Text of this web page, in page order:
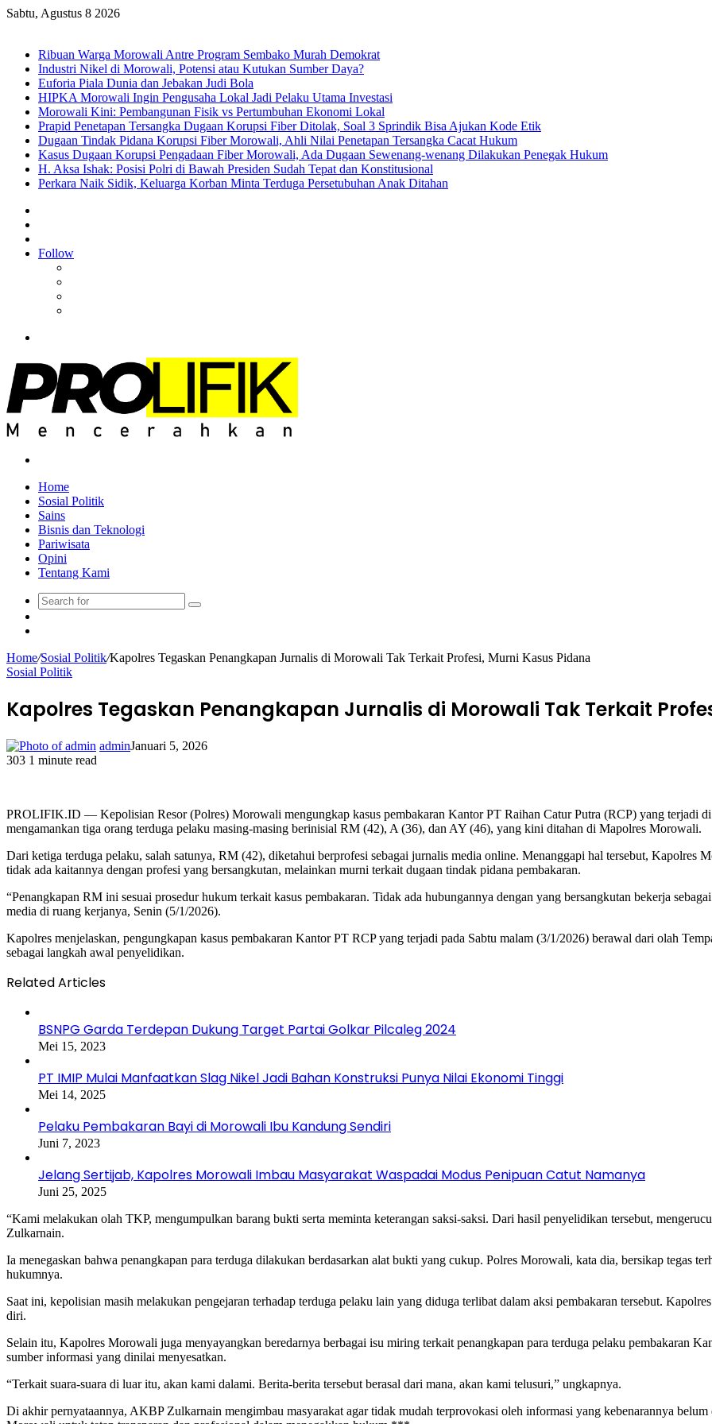
Sabtu, Agustus 8 2026
Ribuan Warga Morowali Antre Program Sembako Murah Demokrat
Industri Nikel di Morowali, Potensi atau Kutukan Sumber Daya?
Euforia Piala Dunia dan Jebakan Judi Bola
HIPKA Morowali Ingin Pengusaha Lokal Jadi Pelaku Utama Investasi
Morowali Kini: Pembangunan Fisik vs Pertumbuhan Ekonomi Lokal
Prapid Penetapan Tersangka Dugaan Korupsi Fiber Ditolak, Soal 3 Sprindik Bisa Ajukan Kode Etik
Dugaan Tindak Pidana Korupsi Fiber Morowali, Ahli Nilai Penetapan Tersangka Cacat Hukum
Kasus Dugaan Korupsi Pengadaan Fiber Morowali, Ada Dugaan Sewenang-wenang Dilakukan Penegak Hukum
H. Aksa Ishak: Posisi Polri di Bawah Presiden Sudah Tepat dan Konstitusional
Perkara Naik Sidik, Keluarga Korban Minta Terduga Persetubuhan Anak Ditahan
In
Follow
Home
Sosial Politik
Sains
Bisnis dan Teknologi
Pariwisata
Opini
Tentang Kami
Search
Home/Sosial Politik/Kapolres Tegaskan Penangkapan Jurnalis di Morowali Tak Terkait Profesi, Murni Kasus Pidana
Sosial Politik
Kapolres Tegaskan Penangkapan Jurnalis di Morowali Tak Terkait
adminJanuari 5, 2026
303 1 minute read
PROLIFIK.ID — Kepolisian Resor (Polres) Morowali mengungkap kasus pembakaran Kantor PT Raihan Catur Putra (RCP) yang terjadi
mengamankan tiga orang terduga pelaku masing-masing berinisial RM (42), A (36), dan AY (46), yang kini ditahan di Mapolres Morowali.
Dari ketiga terduga pelaku, salah satunya, RM (42), diketahui berprofesi sebagai jurnalis media online. Menanggapi hal tersebut,
tidak ada kaitannya dengan profesi yang bersangkutan, melainkan murni terkait dugaan tindak pidana pembakaran.
“Penangkapan RM ini sesuai prosedur hukum terkait kasus pembakaran. Tidak ada hubungannya dengan yang bersangkutan bekerja
media di ruang kerjanya, Senin (5/1/2026).
Kapolres menjelaskan, pengungkapan kasus pembakaran Kantor PT RCP yang terjadi pada Sabtu malam (3/1/2026) berawal dari olah
sebagai langkah awal penyelidikan.
Related Articles
BSNPG Garda Terdepan Dukung Target Partai Golkar Pilcaleg 2024
Mei 15, 2023
PT IMIP Mulai Manfaatkan Slag Nikel Jadi Bahan Konstruksi Punya Nilai Ekonomi Tinggi
Mei 14, 2025
Pelaku Pembakaran Bayi di Morowali Ibu Kandung Sendiri
Juni 7, 2023
Jelang Sertijab, Kapolres Morowali Imbau Masyarakat Waspadai Modus Penipuan Catut Namanya
Juni 25, 2025
“Kami melakukan olah TKP, mengumpulkan barang bukti serta meminta keterangan saksi-saksi. Dari hasil penyelidikan tersebut,
Zulkarnain.
Ia menegaskan bahwa penangkapan para terduga dilakukan berdasarkan alat bukti yang cukup. Polres Morowali, kata dia, bersikap tegas
hukumnya.
Saat ini, kepolisian masih melakukan pengejaran terhadap terduga pelaku lain yang diduga terlibat dalam aksi pembakaran tersebut.
diri.
Selain itu, Kapolres Morowali juga menyayangkan beredarnya berbagai isu miring terkait penangkapan para terduga pelaku pembakaran
sumber informasi yang dinilai menyesatkan.
“Terkait suara-suara di luar itu, akan kami dalami. Berita-berita tersebut berasal dari mana, akan kami telusuri,” ungkapnya.
Di akhir pernyataannya, AKBP Zulkarnain mengimbau masyarakat agar tidak mudah terprovokasi oleh informasi yang kebenarannya